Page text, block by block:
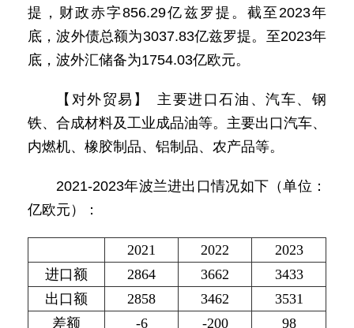
提，财政赤字856.29亿兹罗提。截至2023年
底，波外债总额为3037.83亿兹罗提。至2023年
底，波外汇储备为1754.03亿欧元。
【对外贸易】 主要进口石油、汽车、钢
铁、合成材料及工业成品油等。主要出口汽车、
内燃机、橡胶制品、铝制品、农产品等。
2021-2023年波兰进出口情况如下（单位：
亿欧元）：
2021 2022
2023
进口额
2864 3662
3433
出口额
2858 3462
3531
差额
-6 -200 98